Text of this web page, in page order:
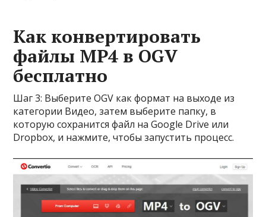
Как конвертировать
файлы MP4 в OGV
бесплатно
Шаг 3: Выберите OGV как формат на выходе из
категории Видео, затем выберите папку, в
которую сохранится файл на Google Drive или
Dropbox, и нажмите, чтобы запустить процесс.